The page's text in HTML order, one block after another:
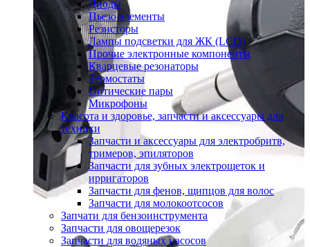
Диоды
Пьезо элементы
Резисторы
Лампы подсветки для ЖК (LCD)
Прочие электронные компоненты
Кварцевые резонаторы
Термостаты
Оптические пары
Микрофоны
Красота и здоровье, запчасти и аксессуары для
техники
Запчасти и аксессуары для электробритв,
тримеров, эпиляторов
Запчасти для зубных электрощеток и
ирригаторов
Запчасти для фенов, щипцов для волос
Запчасти для молокоотсосов
Запчати для бензоинструмента
Запчасти для овощерезок
Запчасти для водяных насосов